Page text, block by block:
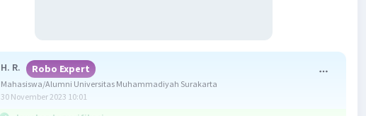
H. R. Robo Expert
Mahasiswa/Alumni Universitas Muhammadiyah Surakarta
30 November 2023 10:01